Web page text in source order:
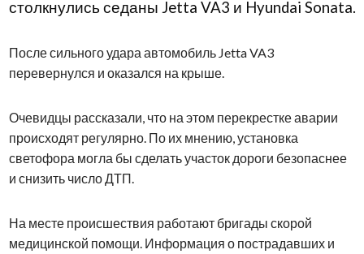
столкнулись седаны Jetta VA3 и Hyundai Sonata.
После сильного удара автомобиль Jetta VA3
перевернулся и оказался на крыше.
Очевидцы рассказали, что на этом перекрестке аварии
происходят регулярно. По их мнению, установка
светофора могла бы сделать участок дороги безопаснее
и снизить число ДТП.
На месте происшествия работают бригады скорой
медицинской помощи. Информация о пострадавших и